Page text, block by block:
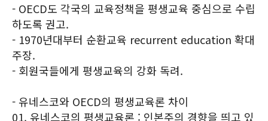
- OECD도 각국의 교육정책을 평생교육 중심으로 수립
하도록 권고.
- 1970년대부터 순환교육 recurrent education 확대
주장.
- 회원국들에게 평생교육의 강화 독려.
- 유네스코와 OECD의 평생교육론 차이
01. 유네스코의 평생교육론 : 인본주의 경향을 띄고 있